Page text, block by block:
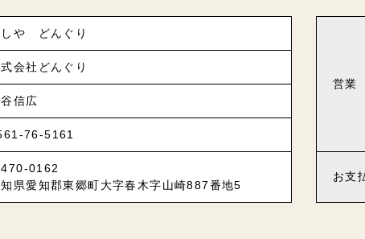
や どんぐり
会社どんぐり
信広
76-5161
470-0162
県愛知郡東郷町大字春木字山崎887番地5
営業
お支